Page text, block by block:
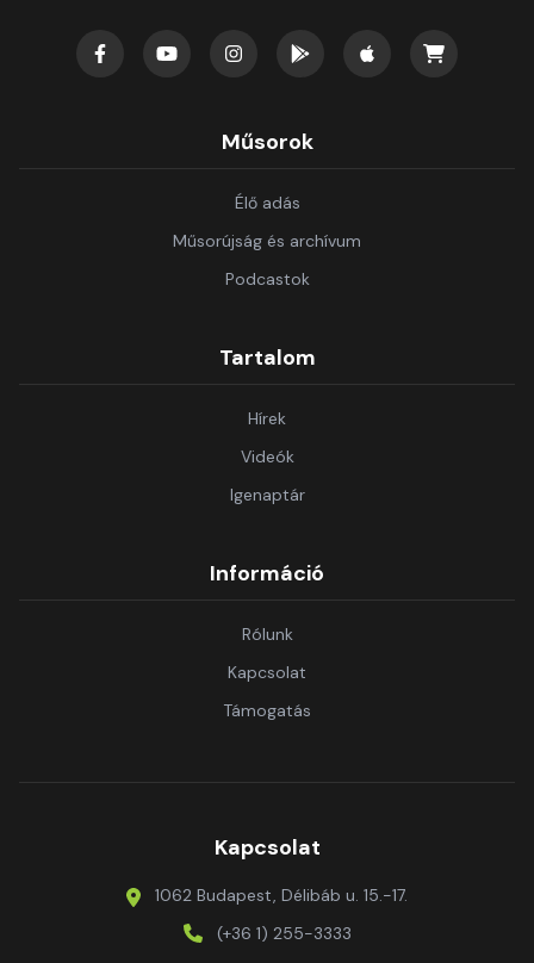
Műsorok
Élő adás
Műsorújság és archívum
Podcastok
Tartalom
Hírek
Videók
Igenaptár
Információ
Rólunk
Kapcsolat
Támogatás
Kapcsolat
1062 Budapest, Délibáb u. 15.-17.
(+36 1) 255-3333